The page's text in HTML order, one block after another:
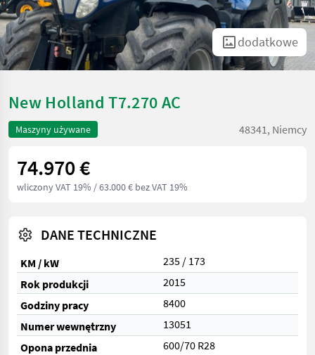
dodatkowe
New Holland T7.270 AC
Maszyny używane 48341, Niemcy
74.970 €
wliczony VAT 19% / 63.000 € bez VAT 19%
DANE TECHNICZNE
KM / kW
235 / 173
Rok produkcji
2015
Godziny pracy
8400
Numer wewnętrzny
13051
Opona przednia
600/70 R28